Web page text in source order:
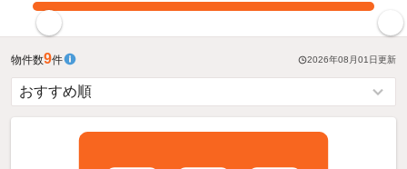
物件数9件 2026年08月01日更新